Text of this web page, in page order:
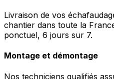
Livraison de vos
chantier dans toute la
ponctuel, 6 jours sur 7.
Montage et démontage
Nos techniciens qualifiés